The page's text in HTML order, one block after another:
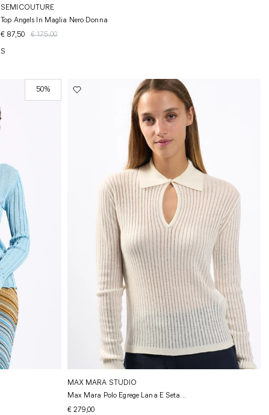
SEMICOUTURE
Top Angels In Maglia Nero Donna
€ 87,50
€ 175,00
S
50%
MAX MARA STUDIO
Max Mara Polo Egrege Lana E Seta...
€ 279,00